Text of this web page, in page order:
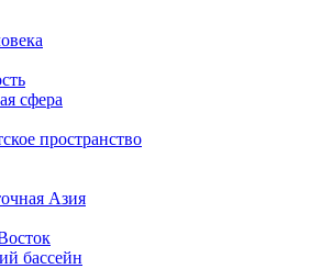
сфера
пространство
Азия
бассейн